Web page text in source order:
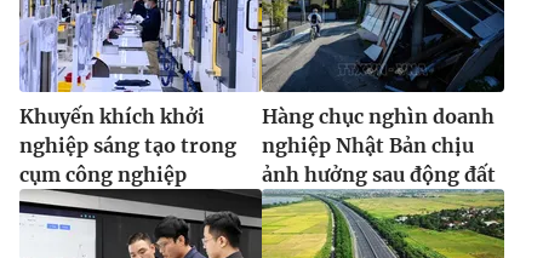
Khuyến khích khởi
nghiệp sáng tạo trong
cụm công nghiệp
Hàng chục nghìn doanh
nghiệp Nhật Bản chịu
ảnh hưởng sau động đất